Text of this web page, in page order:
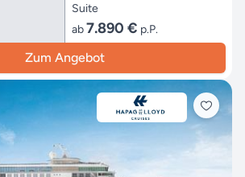
Suite
ab7.890 € p.P.
Zum Angebot